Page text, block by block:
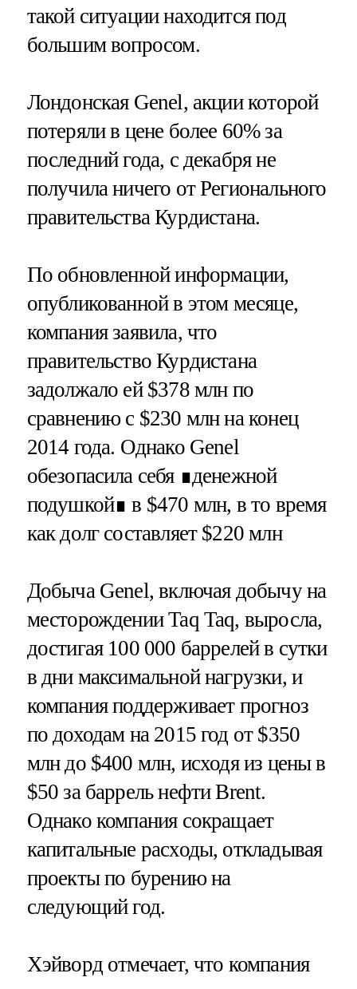
такой ситуации находится под
большим вопросом.
Лондонская Genel, акции которой
потеряли в цене более 60% за
последний года, с декабря не
получила ничего от Регионального
правительства Курдистана.
По обновленной информации,
опубликованной в этом месяце,
компания заявила, что
правительство Курдистана
задолжало ей $378 млн по
сравнению с $230 млн на конец
2014 года. Однако Genel
обезопасила себя ∎денежной
подушкой∎ в $470 млн, в то время
как долг составляет $220 млн
Добыча Genel, включая добычу на
месторождении Taq Taq, выросла,
достигая 100 000 баррелей в сутки
в дни максимальной нагрузки, и
компания поддерживает прогноз
по доходам на 2015 год от $350
млн до $400 млн, исходя из цены в
$50 за баррель нефти Brent.
Однако компания сокращает
капитальные расходы, откладывая
проекты по бурению на
следующий год.
Хэйворд отмечает, что компания